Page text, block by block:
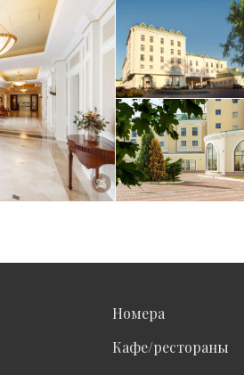
Номера
Кафе/рестораны